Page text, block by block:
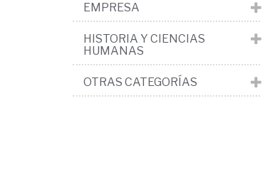
EMPRESA
HISTORIA Y CIENCIAS
HUMANAS
OTRAS CATEGORÍAS